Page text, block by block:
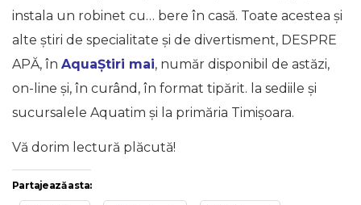
instala un robinet cu… bere în casă. Toate acestea și
alte știri de specialitate și de divertisment, DESPRE
APĂ, în AquaȘtiri mai, număr disponibil de astăzi,
on-line și, în curând, în format tipărit. la sediile și
sucursalele Aquatim și la primăria Timișoara.
Vă dorim lectură plăcută!
Partajează asta: